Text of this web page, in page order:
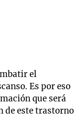
el
Es por eso
que será
de este trastorno